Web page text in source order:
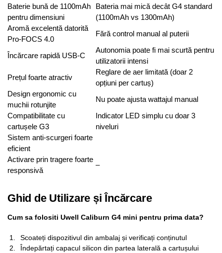
Baterie bună de 1100mAh
pentru dimensiuni
Bateria mai mică decât G4 standard
(1100mAh vs 1300mAh)
Aromă excelentă datorită
Pro-FOCS 4.0
Fără control manual al puterii
Încărcare rapidă USB-C
Autonomia poate fi mai scurtă pentru
utilizatorii intensi
Prețul foarte atractiv
Reglare de aer limitată (doar 2
opțiuni per cartuș)
Design ergonomic cu
muchii rotunjite
Nu poate ajusta wattajul manual
Compatibilitate cu
cartușele G3
Indicator LED simplu cu doar 3
niveluri
Sistem anti-scurgeri foarte
eficient
Activare prin tragere foarte
responsivă
–
Ghid de Utilizare și Încărcare
Cum sa folositi Uwell Caliburn G4 mini pentru prima data?
Scoateți dispozitivul din ambalaj și verificați conținutul
Îndepărtați capacul silicon din partea laterală a cartușului